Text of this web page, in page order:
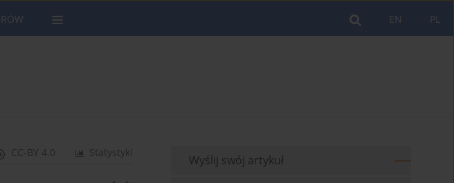
PL
EN
Statystyki
CC-BY 4.0
Wyślij swój artykuł